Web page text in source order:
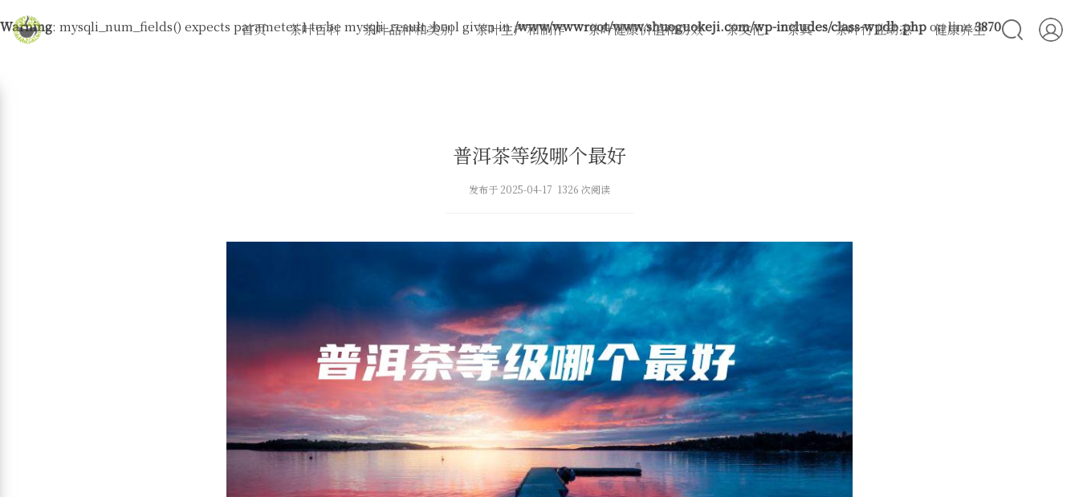
Warning: mysqli_num_fields() expects parameter 1 to be mysqli_result, bool given in/www/wwwroot/www.shuoguokeji.com/wp-includes/class-wpdb.phpon line3870
首页 茶叶百科 茶叶品种和类别 茶叶生产和制作 茶叶健康价值和功效 茶文化 茶具 茶叶行业动态 健康养生
普洱茶等级哪个最好
发布于 2025-04-17 1326 次阅读